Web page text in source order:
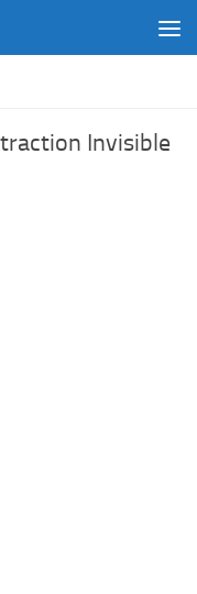
Invisible